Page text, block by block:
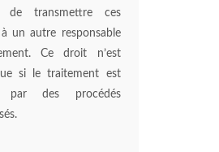
de transmettre ces
un autre responsable
Ce droit n’est
si le traitement est
par des procédés